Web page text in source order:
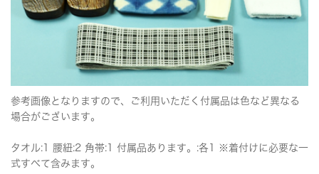
参考画像となりますので、ご利用いただく付属品は色など異なる
場合がございます。
タオル:1 腰紐:2 角帯:1 付属品あります。:各1 ※着付けに必要な一
式すべて含みます。